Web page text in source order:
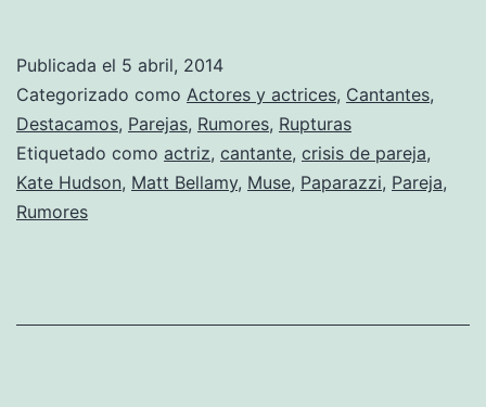
Hudson
y
Matt
Bellamy
Publicada el 5 abril, 2014
Categorizado como Actores y actrices, Cantantes,
Destacamos, Parejas, Rumores, Rupturas
Etiquetado como actriz, cantante, crisis de pareja,
Kate Hudson, Matt Bellamy, Muse, Paparazzi, Pareja,
Rumores